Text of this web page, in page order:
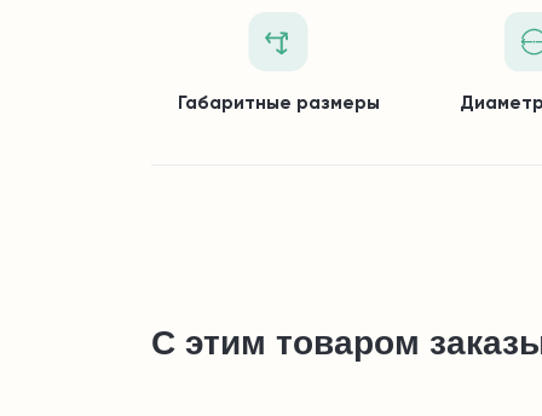
Габаритные размеры
С этим товаром